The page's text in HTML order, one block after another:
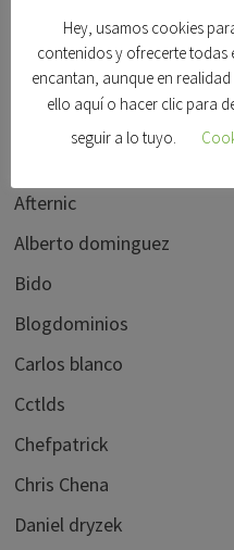
DOMINIOS
Afternic
Alberto dominguez
Bido
Blogdominios
Carlos blanco
Cctlds
Chefpatrick
Chris Chena
Daniel dryzek
Hey, usamos cookies
contenidos y ofrecerte todas
encantan, aunque en
ello aquí o hacer clic para
seguir a lo tuyo.